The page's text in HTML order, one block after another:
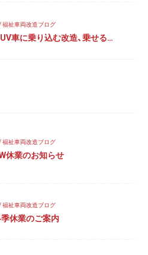
祉車両改造ブログ
車に乗り込む改造、乗せる…
祉車両改造ブログ
休業のお知らせ
祉車両改造ブログ
休業のご案内